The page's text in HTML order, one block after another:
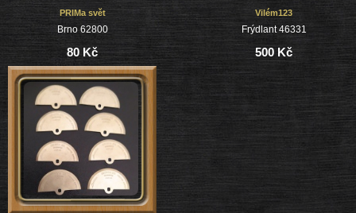
PRIMa svět
Brno 62800
80 Kč
Vilém123
Frýdlant 46331
500 Kč